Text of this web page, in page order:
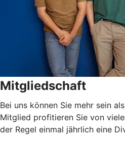
Mitgliedschaft
Bei uns können Sie mehr sein
Mitglied profitieren Sie von
der Regel einmal jährlich eine